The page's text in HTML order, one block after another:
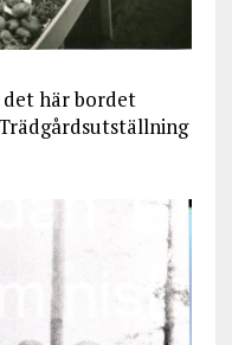
det här bordet